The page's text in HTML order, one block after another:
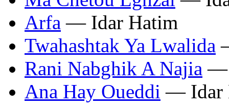
Arfa — Idar Hatim
Twahashtak Ya Lwalida
Rani Nabghik A Najia —
Ana Hay Oueddi — Idar